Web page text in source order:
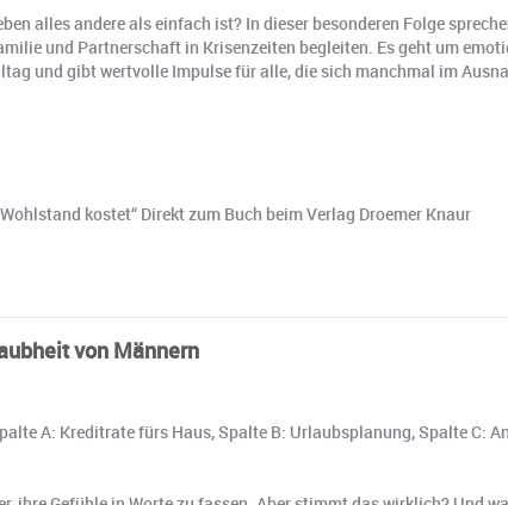
alles andere als einfach ist? In dieser besonderen Folge
und Partnerschaft in Krisenzeiten begleiten. Es geht um
und gibt wertvolle Impulse für alle, die sich manchmal im
kostet“ Direkt zum Buch beim Verlag Droemer Knaur
von Männern
A: Kreditrate fürs Haus, Spalte B: Urlaubsplanung, Spalte C: